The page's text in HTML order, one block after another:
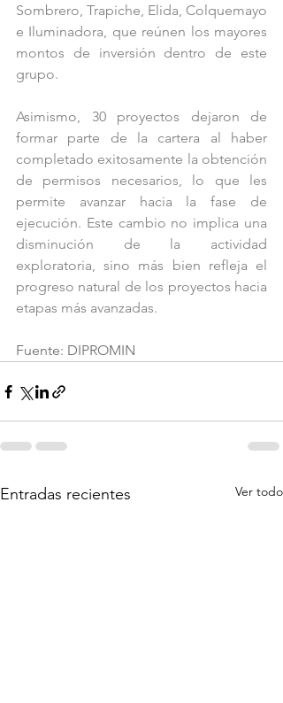
Sombrero, Trapiche, Elida, Colquemayo
e Iluminadora, que reúnen los mayores
montos de inversión dentro de este
grupo.
Asimismo, 30 proyectos dejaron de
formar parte de la cartera al haber
completado exitosamente la obtención
de permisos necesarios, lo que les
permite avanzar hacia la fase de
ejecución. Este cambio no implica una
disminución de la actividad
exploratoria, sino más bien refleja el
progreso natural de los proyectos hacia
etapas más avanzadas.
Fuente: DIPROMIN
Entradas recientes Ver todo